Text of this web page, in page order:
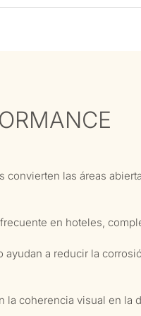
convierten las áreas
en hoteles,
a reducir la
la coherencia visual en la